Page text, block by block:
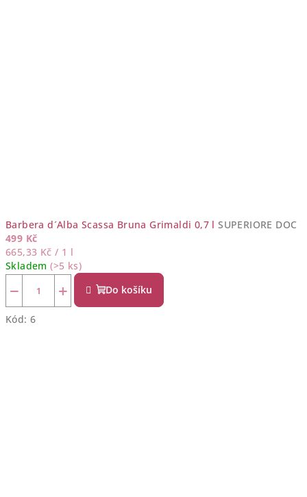
Barbera d´Alba Scassa Bruna Grimaldi 0,7 lSUPERIORE DOC
499 Kč
Měrná
cena:
665,33 Kč / 1 l
Skladem(>5 ks)
+
− Do košíku
Kód: 6